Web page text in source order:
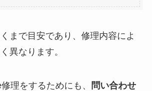
まで目安であり、修理内容によ
異なります。
理をするためにも、
問い合わせ